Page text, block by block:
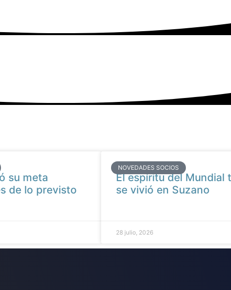
su meta
de lo previsto
NOVEDADES SOCIOS
El espíritu del Mundial
se vivió en Suzano
28 julio, 2026